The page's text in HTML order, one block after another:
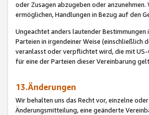
oder Zusagen abzugeben oder
ermöglichen, Handlungen in Bezug auf den
Ungeachtet anders lautender
Parteien in irgendeiner Weise (einschließlich
veranlasst oder verpflichtet wird, die mit
für eine der Parteien dieser Vereinbarung
13.Änderungen
Wir behalten uns das Recht vor, einzelne
Änderungsmitteilung, eine geänderte